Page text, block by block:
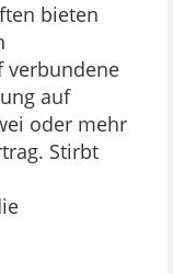
bieten
verbundene
auf
oder mehr
Stirbt